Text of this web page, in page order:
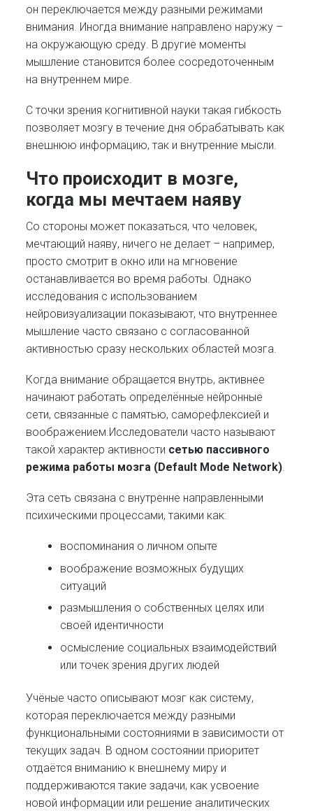
он переключается между разными режимами
внимания. Иногда внимание направлено наружу –
на окружающую среду. В другие моменты
мышление становится более сосредоточенным
на внутреннем мире.
С точки зрения когнитивной науки такая гибкость
позволяет мозгу в течение дня обрабатывать как
внешнюю информацию, так и внутренние мысли.
Что происходит в мозге,
когда мы мечтаем наяву
Со стороны может показаться, что человек,
мечтающий наяву, ничего не делает – например,
просто смотрит в окно или на мгновение
останавливается во время работы. Однако
исследования с использованием
нейровизуализации показывают, что внутреннее
мышление часто связано с согласованной
активностью сразу нескольких областей мозга.
Когда внимание обращается внутрь, активнее
начинают работать определённые нейронные
сети, связанные с памятью, саморефлексией и
воображением.Исследователи часто называют
такой характер активности сетью пассивного
режима работы мозга (Default Mode Network).
Эта сеть связана с внутренне направленными
психическими процессами, такими как:
воспоминания о личном опыте
воображение возможных будущих
ситуаций
размышления о собственных целях или
своей идентичности
осмысление социальных взаимодействий
или точек зрения других людей
Учёные часто описывают мозг как систему,
которая переключается между разными
функциональными состояниями в зависимости от
текущих задач. В одном состоянии приоритет
отдаётся вниманию к внешнему миру и
поддерживаются такие задачи, как усвоение
новой информации или решение аналитических